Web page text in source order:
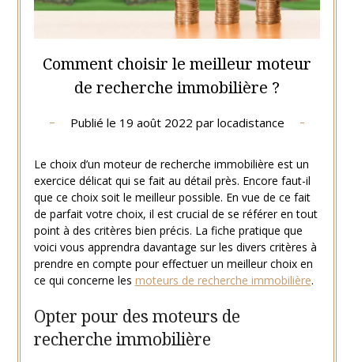
Comment choisir le meilleur moteur
de recherche immobilière ?
Publié le 19 août 2022 par locadistance
Le choix d’un moteur de recherche immobilière est un
exercice délicat qui se fait au détail près. Encore faut-il
que ce choix soit le meilleur possible. En vue de ce fait
de parfait votre choix, il est crucial de se référer en tout
point à des critères bien précis. La fiche pratique que
voici vous apprendra davantage sur les divers critères à
prendre en compte pour effectuer un meilleur choix en
ce qui concerne les moteurs de recherche immobilière.
Opter pour des moteurs de
recherche immobilière